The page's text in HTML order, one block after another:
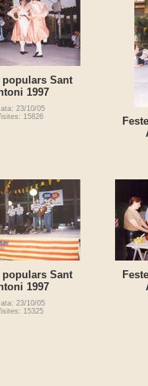
populars Sant
1997
23/10/05
15826
populars Sant
1997
23/10/05
15325